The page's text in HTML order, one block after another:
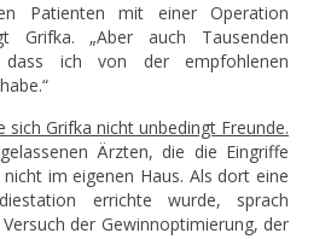
Patienten mit einer Operation
Grifka. „Aber auch Tausenden
dass ich von der empfohlenen
sich Grifka nicht unbedingt Freunde.
Ärzten, die die Eingriffe
im eigenen Haus. Als dort eine
errichte wurde, sprach
der Gewinnoptimierung, der